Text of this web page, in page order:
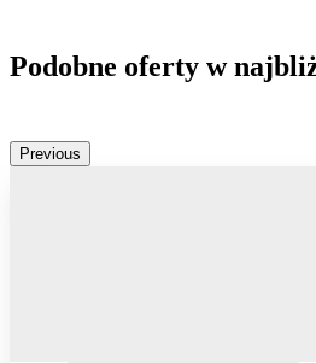
Podobne oferty w
Previous